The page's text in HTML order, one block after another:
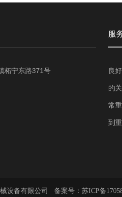
柘宁东路371号
服
良
的
常
到
设备有限公司 备案号： 苏ICP备